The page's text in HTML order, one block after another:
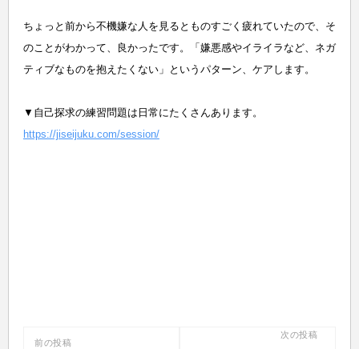
ちょっと前から不機嫌な人を見るとものすごく疲れていたので、そ
のことがわかって、良かったです。
「 嫌悪感やイライラなど、 ネガ
ティブなものを抱えたくない」というパターン、 ケアします。
▼自己探求の練習問題は日常にたくさんあります。
https://jiseijuku.com/session/
投前の投稿
次の投稿